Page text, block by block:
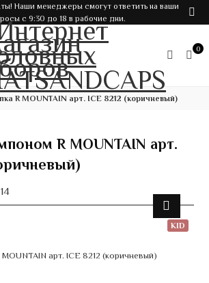
Наши менеджеры смогут ответить на ваши
с 9:30 до 18 в рабочие дни.
0
R MOUNTAIN арт. ICE 8212 (коричневый)
R MOUNTAIN арт.
KID